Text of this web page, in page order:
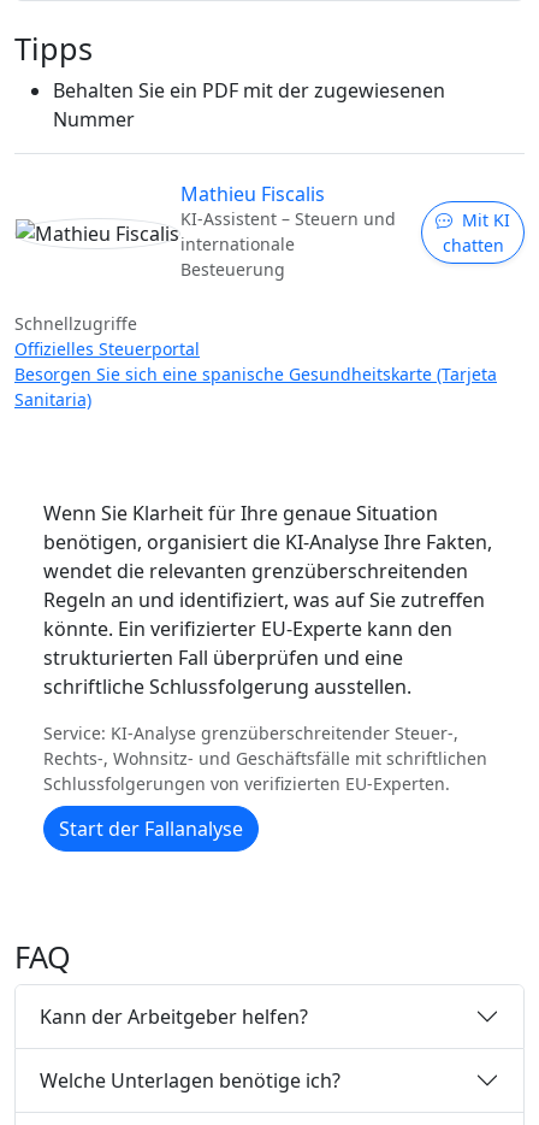
Tipps
Behalten Sie ein PDF mit der zugewiesenen
Nummer
Mathieu Fiscalis
KI-Assistent – Steuern und
internationale
Besteuerung
Mit KI
chatten
Schnellzugriffe
Offizielles Steuerportal
Besorgen Sie sich eine spanische Gesundheitskarte (Tarjeta
Sanitaria)
Wenn Sie Klarheit für Ihre genaue Situation
benötigen, organisiert die KI-Analyse Ihre Fakten,
wendet die relevanten grenzüberschreitenden
Regeln an und identifiziert, was auf Sie zutreffen
könnte. Ein verifizierter EU-Experte kann den
strukturierten Fall überprüfen und eine
schriftliche Schlussfolgerung ausstellen.
Service: KI-Analyse grenzüberschreitender Steuer-,
Rechts-, Wohnsitz- und Geschäftsfälle mit schriftlichen
Schlussfolgerungen von verifizierten EU-Experten.
Start der Fallanalyse
FAQ
Kann der Arbeitgeber helfen?
Welche Unterlagen benötige ich?